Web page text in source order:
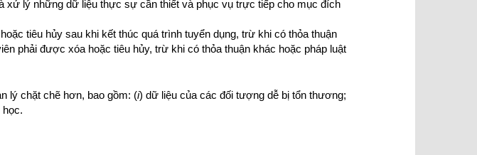
xử lý những dữ liệu thực sự cần thiết và phục vụ trực tiếp cho mục đích
tiêu hủy sau khi kết thúc quá trình tuyển dụng, trừ khi có thỏa thuận
phải được xóa hoặc tiêu hủy, trừ khi có thỏa thuận khác hoặc pháp luật
lý chặt chẽ hơn, bao gồm: (i) dữ liệu của các đối tượng dễ bị tổn thương;